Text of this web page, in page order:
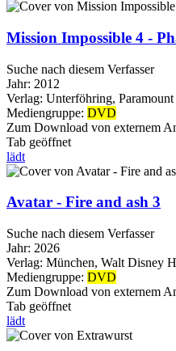
Mission Impossible 4 -
Suche nach diesem Verfasser
Jahr: 2012
Verlag: Unterföhring,
Mediengruppe: DVD
Zum Download von externem
Tab geöffnet
lädt
Avatar - Fire and ash 3
Suche nach diesem Verfasser
Jahr: 2026
Verlag: München, Walt Disney
Mediengruppe: DVD
Zum Download von externem
Tab geöffnet
lädt